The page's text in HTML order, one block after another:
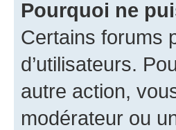
Pourquoi ne
Certains forums
d’utilisateurs.
autre action,
modérateur ou